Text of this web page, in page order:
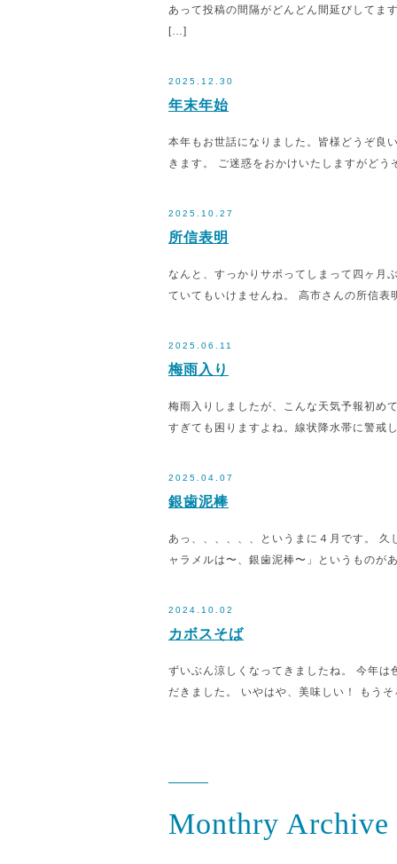
あって投稿の間隔がどんどん間延びしてま
[…]
2025.12.30
年末年始
本年もお世話になりました。皆様どうぞ
きます。 ご迷惑をおかけいたしますがど
2025.10.27
所信表明
なんと、すっかりサボってしまって四ヶ月
ていてもいけませんね。 高市さんの所信
2025.06.11
梅雨入り
梅雨入りしましたが、こんな天気予報初め
すぎても困りますよね。線状降水帯に警戒
2025.04.07
銀歯泥棒
あっ、、、、、、というまに４月です。
ャラメルは〜、銀歯泥棒〜」というもの
2024.10.02
カボスそば
ずいぶん涼しくなってきましたね。 今年
だきました。 いやはや、美味しい！ もう
Monthry Archive